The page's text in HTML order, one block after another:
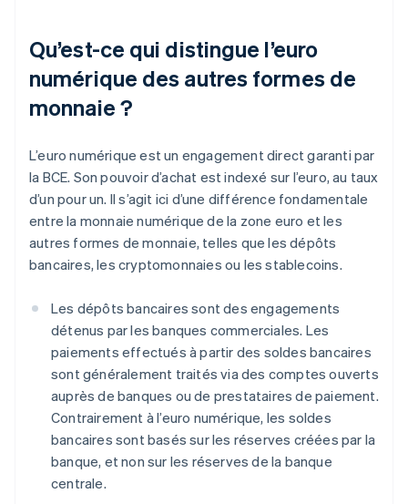
Qu’est-ce qui distingue l’euro
numérique des autres formes de
monnaie ?
L’euro numérique est un engagement direct garanti par
la BCE. Son pouvoir d’achat est indexé sur l’euro, au taux
d’un pour un. Il s’agit ici d’une différence fondamentale
entre la monnaie numérique de la zone euro et les
autres formes de monnaie, telles que les dépôts
bancaires, les cryptomonnaies ou les stablecoins.
Les dépôts bancaires sont des engagements
détenus par les banques commerciales. Les
paiements effectués à partir des soldes bancaires
sont généralement traités via des comptes ouverts
auprès de banques ou de prestataires de paiement.
Contrairement à l’euro numérique, les soldes
bancaires sont basés sur les réserves créées par la
banque, et non sur les réserves de la banque
centrale.